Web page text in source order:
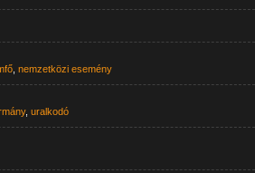
, nemzetközi esemény
, uralkodó